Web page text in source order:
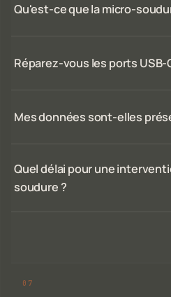
Qu'est-ce que la micro-
Réparez-vous les ports USB-
Mes données sont-elles
Quel délai pour une
soudure ?